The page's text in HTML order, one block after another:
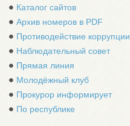
Каталог сайтов
Архив номеров в PDF
Противодействие коррупции
Наблюдательный совет
Прямая линия
Молодёжный клуб
Прокурор информирует
По республике